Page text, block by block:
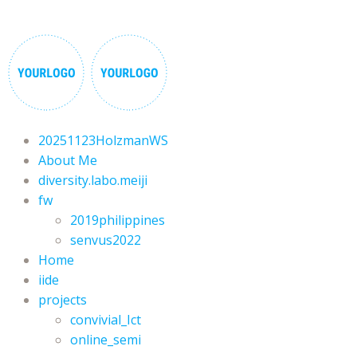
20251123HolzmanWS
About Me
diversity.labo.meiji
fw
2019philippines
senvus2022
Home
iide
projects
convivial_Ict
online_semi